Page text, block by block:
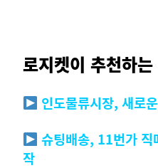
로지켓이 추천하
인도물류시장, 새로
슈팅배송, 11번가 직
작